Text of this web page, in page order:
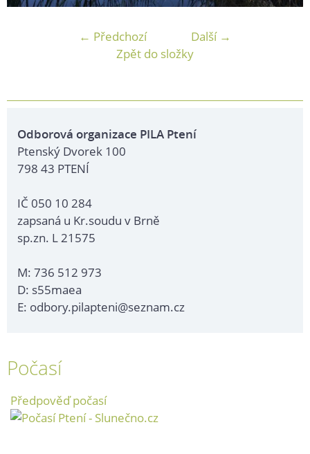
← Předchozí
Další →
Zpět do složky
Odborová organizace PILA Ptení
Ptenský Dvorek 100
798 43 PTENÍ
IČ 050 10 284
zapsaná u Kr.soudu v Brně
sp.zn. L 21575
M: 736 512 973
D: s55maea
E: odbory.pilapteni@seznam.cz
Počasí
Předpověď počasí